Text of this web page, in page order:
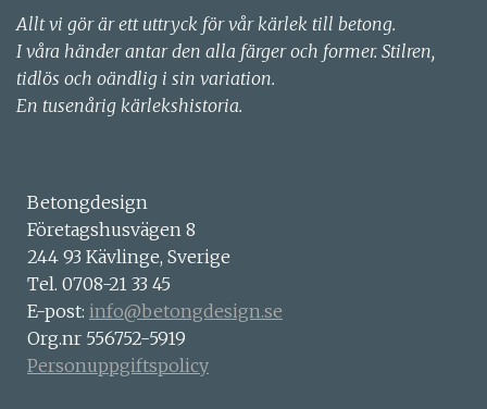
Allt vi gör är ett uttryck för vår kärlek till betong.
I våra händer antar den alla färger och former. Stilren,
tidlös och oändlig i sin variation.
En tusenårig kärlekshistoria.
Betongdesign
Företagshusvägen 8
244 93 Kävlinge, Sverige
Tel. 0708-21 33 45
E-post: info@betongdesign.se
Org.nr 556752-5919
Personuppgiftspolicy